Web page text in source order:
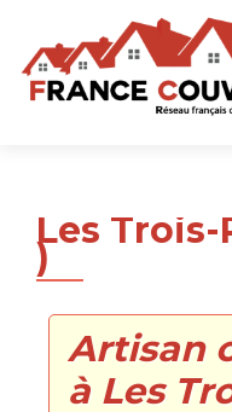
Les Trois-
)
Artisan
à Les